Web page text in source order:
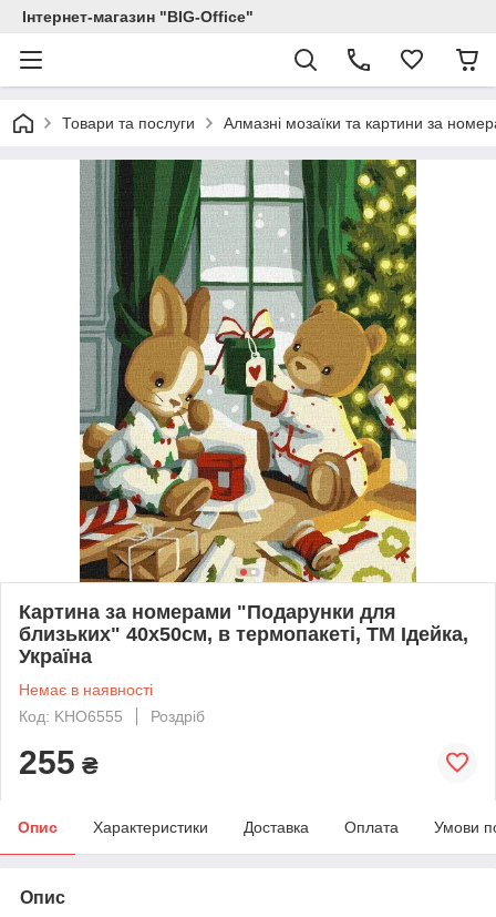
Інтернет-магазин "BIG-Office"
Товари та послуги Алмазні мозаїки та картини за
Картина за номерами "Подарунки для
близьких" 40х50см, в термопакеті, ТМ Ідейка,
Україна
Немає в наявності
Код: KHO6555
Роздріб
255 ₴
Опис Характеристики Доставка Оплата Умови
Опис